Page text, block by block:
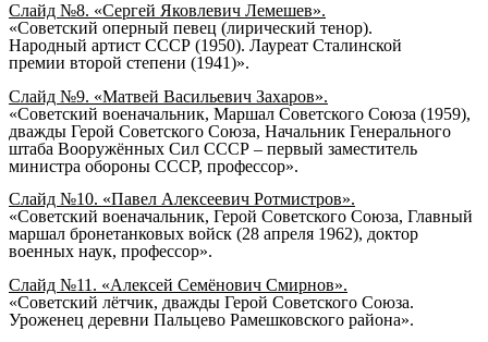
Слайд №8. «Сергей Яковлевич Лемешев».
«Советский оперный певец (лирический тенор).
Народный артист СССР (1950). Лауреат Сталинской
премии второй степени (1941)».
Слайд №9. «Матвей Васильевич Захаров».
«Советский военачальник, Маршал Советского Союза (1959),
дважды Герой Советского Союза, Начальник Генерального
штаба Вооружённых Сил СССР – первый заместитель
министра обороны СССР, профессор».
Слайд №10. «Павел Алексеевич Ротмистров».
«Советский военачальник, Герой Советского Союза, Главный
маршал бронетанковых войск (28 апреля 1962), доктор
военных наук, профессор».
Слайд №11. «Алексей Семёнович Смирнов».
«Советский лётчик, дважды Герой Советского Союза.
Уроженец деревни Пальцево Рамешковского района».